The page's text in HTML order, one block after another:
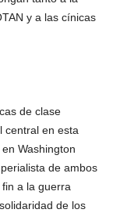
y a las cínicas
de clase
central en esta
Washington
de ambos
a la guerra
de los